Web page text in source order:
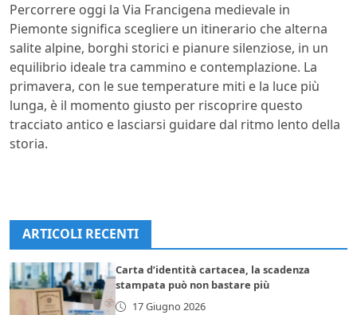
Percorrere oggi la Via Francigena medievale in
Piemonte significa scegliere un itinerario che alterna
salite alpine, borghi storici e pianure silenziose, in un
equilibrio ideale tra cammino e contemplazione. La
primavera, con le sue temperature miti e la luce più
lunga, è il momento giusto per riscoprire questo
tracciato antico e lasciarsi guidare dal ritmo lento della
storia.
ARTICOLI RECENTI
Carta d’identità cartacea, la scadenza
stampata può non bastare più
17 Giugno 2026